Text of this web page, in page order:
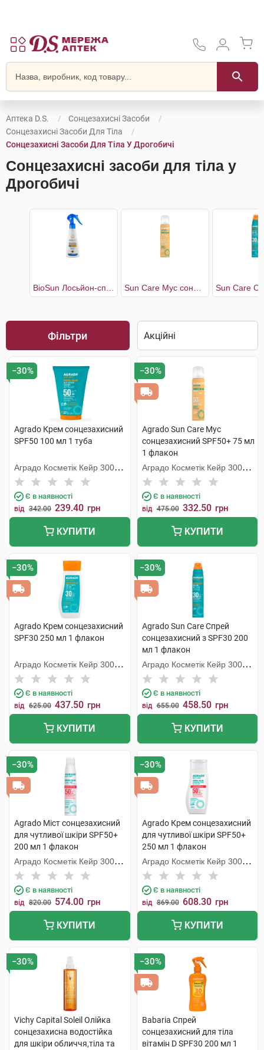
Аптека D.S.
Сонцезахисні Засоби
Сонцезахисні Засоби Для Тіла
Сонцезахисні Засоби Для Тіла У Дрогобичі
Сонцезахисні засоби для тіла у
Дрогобичі
Фільтри
−30%
Agrado Крем сонцезахисний
SPF50 100 мл 1 туба
Аградо Косметік Кейр 3000
С.Л.У.
Є в наявності
від 342.00 239.40 грн
КУПИТИ
−30%
Agrado Sun Care Мус
сонцезахисний SPF50+ 75 мл
1 флакон
Аградо Косметік Кейр 3000
С.Л.У.
Є в наявності
від 475.00 332.50 грн
КУПИТИ
−30%
Agrado Крем сонцезахисний
SPF30 250 мл 1 флакон
Аградо Косметік Кейр 3000
С.Л.У.
Є в наявності
від 625.00 437.50 грн
КУПИТИ
−30%
Agrado Sun Care Спрей
сонцезахисний з SPF30 200
мл 1 флакон
Аградо Косметік Кейр 3000
С.Л.У.
Є в наявності
від 655.00 458.50 грн
КУПИТИ
−30%
Agrado Міст сонцезахисний
для чутливої шкіри SPF50+
200 мл 1 флакон
Аградо Косметік Кейр 3000
С.Л.У.
Є в наявності
від 820.00 574.00 грн
КУПИТИ
−30%
Agrado Крем сонцезахисний
для чутливої шкіри SPF50+
250 мл 1 флакон
Аградо Косметік Кейр 3000
С.Л.У.
Є в наявності
від 869.00 608.30 грн
КУПИТИ
−30%
Vichy Capital Soleil Олійка
сонцезахисна водостійка
для шкіри обличчя,тіла та
−30%
Babaria Спрей
сонцезахисний для тіла
вітамін D SPF30 200 мл 1